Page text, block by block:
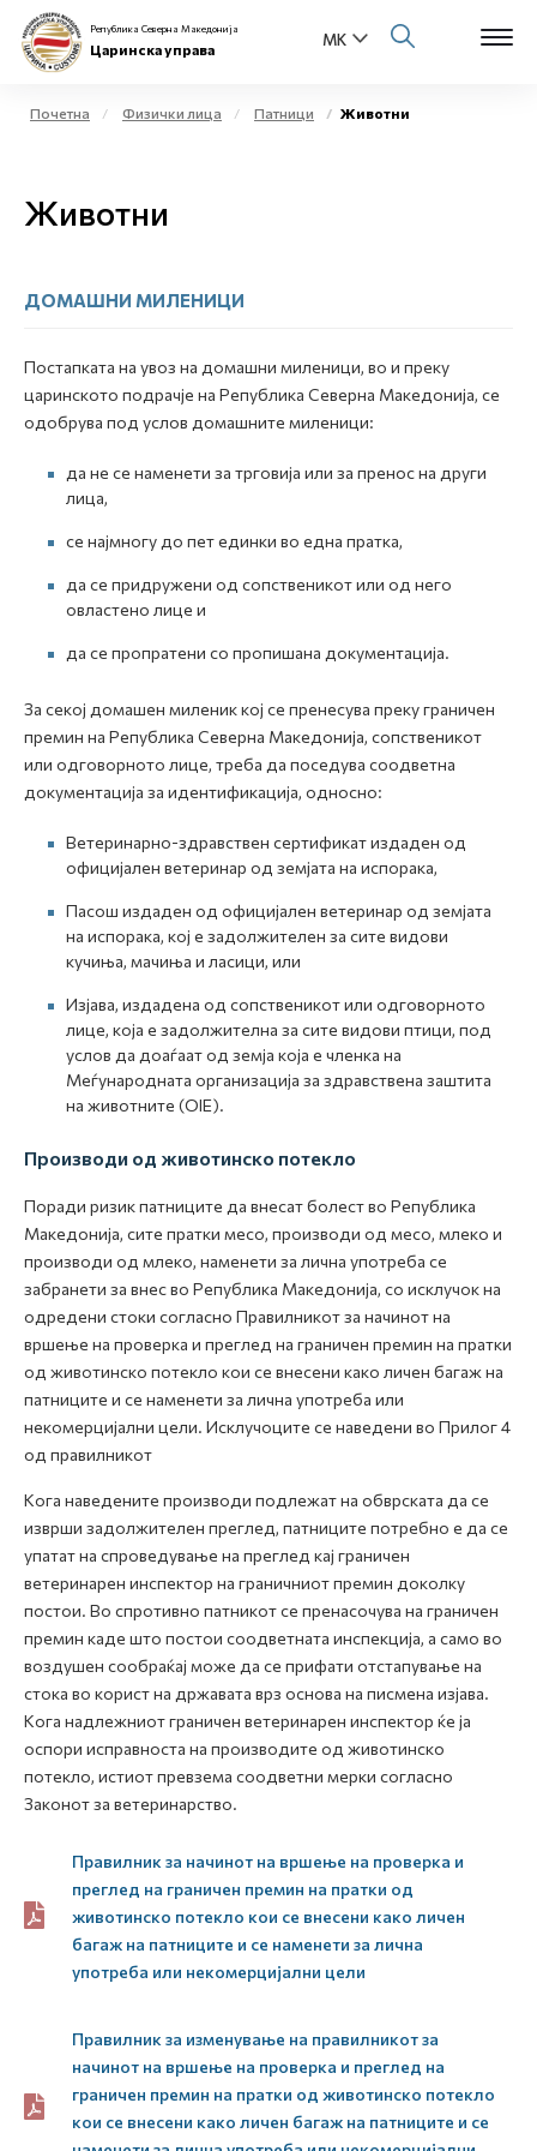
Бизнис заедница
Open
Медиа центар
Контакт
Е-Весник
Република Северна Македонија
Царинска управа
Почетна Физички лица Патници Животни
Животни
ДОМАШНИ МИЛЕНИЦИ
Постапката на увоз на домашни миленици, во и преку
царинското подрачје на Република Северна Македонија, се
одобрува под услов домашните миленици:
да не се наменети за трговија или за пренос на други
лица,
се најмногу до пет единки во една пратка,
да се придружени од сопственикот или од него
овластено лице и
да се пропратени со пропишана документација.
За секој домашен миленик кој се пренесува преку граничен
премин на Република Северна Македонија, сопственикот
или одговорното лице, треба да поседува соодветна
документација за идентификација, односно:
Ветеринарно-здравствен сертификат издаден од
официјален ветеринар од земјата на испорака,
Пасош издаден од официјален ветеринар од земјата
на испорака, кој е задолжителен за сите видови
кучиња, мачиња и ласици, или
Изјава, издадена од сопственикот или одговорното
лице, која е задолжителна за сите видови птици, под
услов да доаѓаат од земја која е членка на
Меѓународната организација за здравствена заштита
на животните (ОIE).
Производи од животинско потекло
Поради ризик патниците да внесат болест во Република
Македонија, сите пратки месо, производи од месо, млеко и
производи од млеко, наменети за лична употреба се
забранети за внес во Република Македонија, со исклучок на
одредени стоки согласно Правилникот за начинот на
вршење на проверка и преглед на граничен премин на пратки
од животинско потекло кои се внесени како личен багаж на
патниците и се наменети за лична употреба или
некомерцијални цели. Исклучоците се наведени во Прилог 4
од правилникот
Кога наведените производи подлежат на обврската да се
изврши задолжителен преглед, патниците потребно е да се
упатат на спроведување на преглед кај граничен
ветеринарен инспектор на граничниот премин доколку
постои. Во спротивно патникот се пренасочува на граничен
премин каде што постои соодветната инспекција, а само во
воздушен сообраќај може да се прифати отстапување на
стока во корист на државата врз основа на писмена изјава.
Кога надлежниот граничен ветеринарен инспектор ќе ја
оспори исправноста на производите од животинско
потекло, истиот превзема соодветни мерки согласно
Законот за ветеринарство.
Правилник за начинот на вршење на проверка и
преглед на граничен премин на пратки од
животинско потекло кои се внесени како личен
багаж на патниците и се наменети за лична
употреба или некомерцијални цели
Правилник за изменување на правилникот за
начинот на вршење на проверка и преглед на
граничен премин на пратки од животинско потекло
кои се внесени како личен багаж на патниците и се